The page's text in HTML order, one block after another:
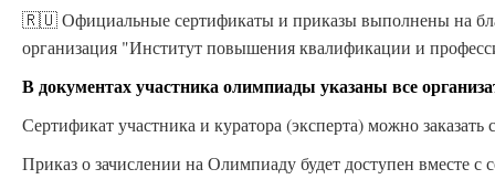
🇷🇺 Официальные сертификаты и приказы выполнены на
организация "Институт повышения квалификации и
В документах участника олимпиады указаны все
Сертификат участника и куратора (эксперта) можно заказать
Приказ о зачислении на Олимпиаду будет доступен вместе с